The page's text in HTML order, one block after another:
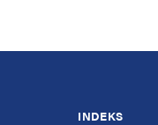
INDEKS